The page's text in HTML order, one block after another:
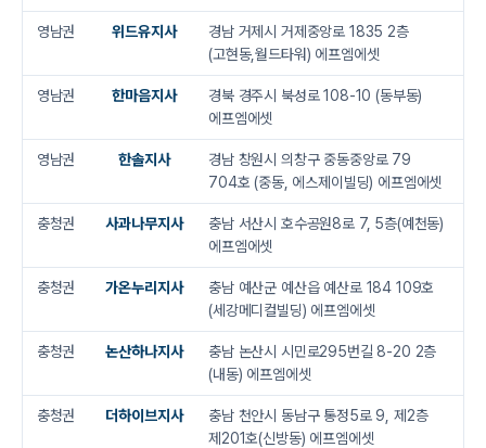
영남권 위드유지사
경남 거제시 거제중앙로 1835 2층
(고현동,월드타워) 에프엠에셋
영남권 한마음지사
경북 경주시 북성로 108-10 (동부동)
에프엠에셋
영남권 한솔지사
경남 창원시 의창구 중동중앙로 79
704호 (중동, 에스제이빌딩) 에프엠에셋
충청권 사과나무지사
충남 서산시 호수공원8로 7, 5층(예천동)
에프엠에셋
충청권 가온누리지사
충남 예산군 예산읍 예산로 184 109호
(세강메디컬빌딩) 에프엠에셋
충청권 논산하나지사
충남 논산시 시민로295번길 8-20 2층
(내동) 에프엠에셋
충청권 더하이브지사
충남 천안시 동남구 통정5로 9, 제2층
제201호(신방동) 에프엠에셋